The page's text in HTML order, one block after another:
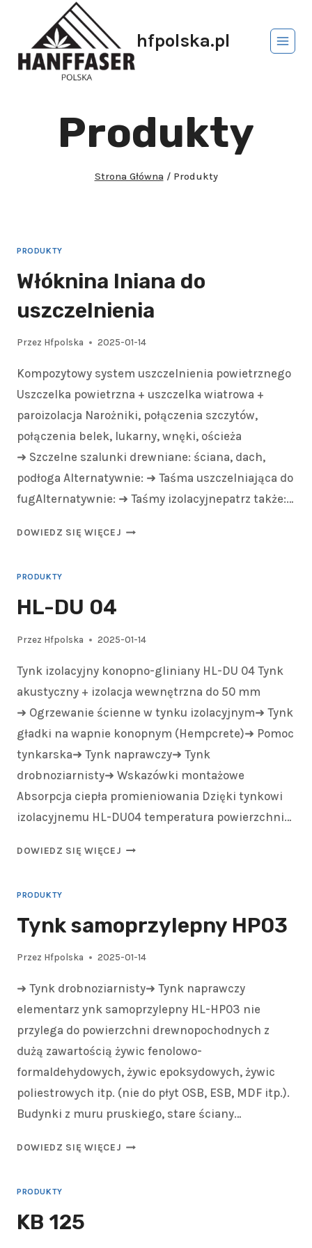
hfpolska.pl
Produkty
Strona Główna / Produkty
PRODUKTY
Włóknina lniana do
uszczelnienia
Przez Hfpolska 2025-01-14
Kompozytowy system uszczelnienia powietrznego
Uszczelka powietrzna + uszczelka wiatrowa +
paroizolacja Narożniki, połączenia szczytów,
połączenia belek, lukarny, wnęki, ościeża
➜ Szczelne szalunki drewniane: ściana, dach,
podłoga Alternatywnie: ➜ Taśma uszczelniająca do
fugAlternatywnie: ➜ Taśmy izolacyjnepatrz także:…
DOWIEDZ SIĘ WIĘCEJ
PRODUKTY
HL-DU 04
Przez Hfpolska 2025-01-14
Tynk izolacyjny konopno-gliniany HL-DU 04 Tynk
akustyczny + izolacja wewnętrzna do 50 mm
➜ Ogrzewanie ścienne w tynku izolacyjnym➜ Tynk
gładki na wapnie konopnym (Hempcrete)➜ Pomoc
tynkarska➜ Tynk naprawczy➜ Tynk
drobnoziarnisty➜ Wskazówki montażowe
Absorpcja ciepła promieniowania Dzięki tynkowi
izolacyjnemu HL-DU04 temperatura powierzchni…
DOWIEDZ SIĘ WIĘCEJ
PRODUKTY
Tynk samoprzylepny HP03
Przez Hfpolska 2025-01-14
➜ Tynk drobnoziarnisty➜ Tynk naprawczy
elementarz ynk samoprzylepny HL-HP03 nie
przylega do powierzchni drewnopochodnych z
dużą zawartością żywic fenolowo-
formaldehydowych, żywic epoksydowych, żywic
poliestrowych itp. (nie do płyt OSB, ESB, MDF itp.).
Budynki z muru pruskiego, stare ściany…
DOWIEDZ SIĘ WIĘCEJ
PRODUKTY
KB 125